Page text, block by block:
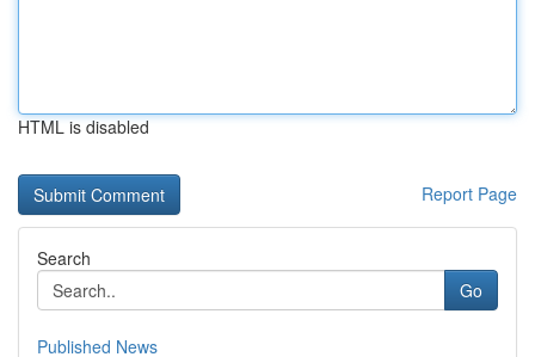
HTML is disabled
Report Page
Search
Go
Published News